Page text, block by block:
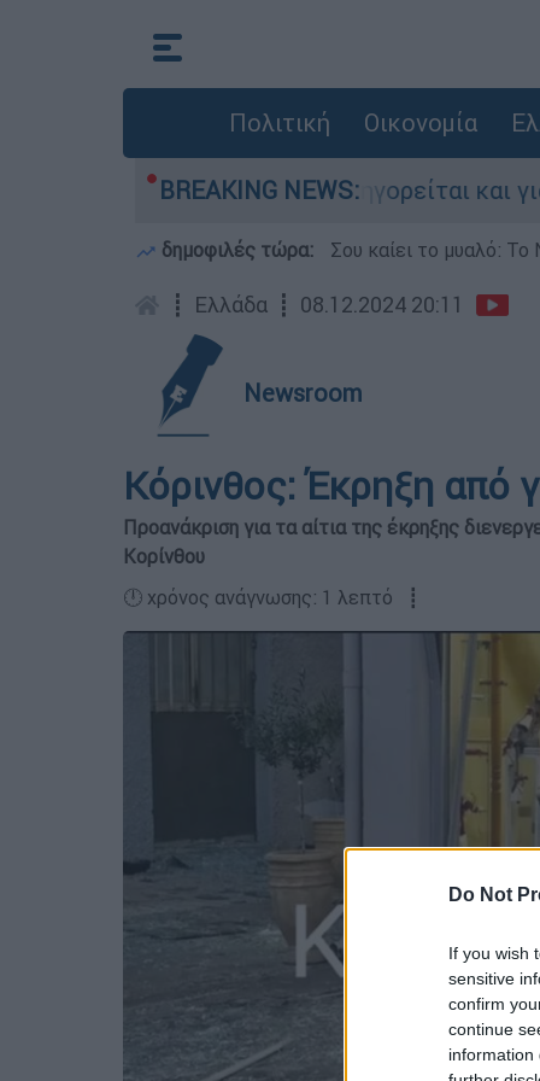
Do Not
If you wish
sensitive
confirm
continue
information
Πολιτική Οικονομία
BREAKING NEWS:
στην Ελλάδα - Κατηγορείται και για την
δημοφιλές τώρα: Σου καίει το μυαλό:
┋ Ελλάδα ┋ 08.12.2024 20:11
Newsroom
Κόρινθος: Έκρηξη από
Προανάκριση για τα αίτια της έκρηξης
Κορίνθου
🕛 χρόνος ανάγνωσης: 1 λεπτό ┋